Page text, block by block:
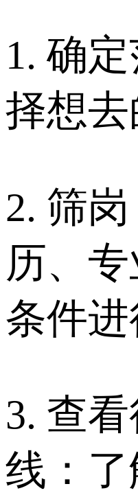
1. 确
择想去
2. 筛
历、
条件进
3. 查
线：